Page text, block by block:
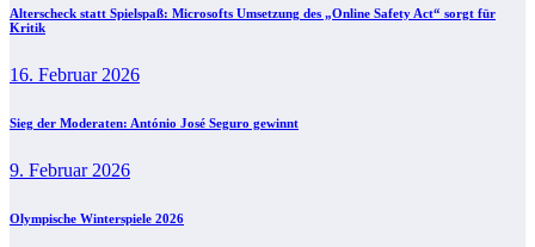
Alterscheck statt Spielspaß: Microsofts Umsetzung des „Online Safety Act“ sorgt für
Kritik
16. Februar 2026
Sieg der Moderaten: António José Seguro gewinnt
9. Februar 2026
Olympische Winterspiele 2026